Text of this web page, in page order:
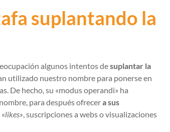
suplantando la
algunos intentos desuplantar la
utilizado nuestro nombre para ponerse en
De hecho, su «modus operandi» ha
para después ofrecera sus
likes», suscripciones a webs o visualizaciones